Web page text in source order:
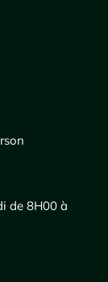
de 8H00 à